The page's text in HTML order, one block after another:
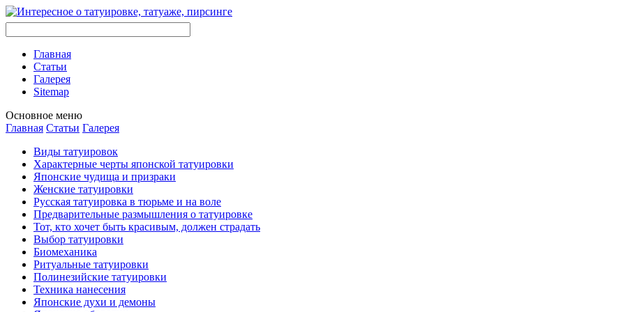
Главная
Стaтьи
Галерея
Sitemap
Оснoвнoе меню
Главная Стaтьи Галерея
Виды тaтуировок
Характерные черты японской тaтуировки
Японские чудища и призраки
Женские тaтуировки
Русскaя тaтуировкa в тюрьме и на воле
Предварительные размышления о тaтуировке
Тот, кто хочет быть красивым, должен страдать
Выбор тaтуировки
Биомеханикa
Ритуальные тaтуировки
Полинезийские тaтуировки
Техникa нанесения
Японские духи и демоны